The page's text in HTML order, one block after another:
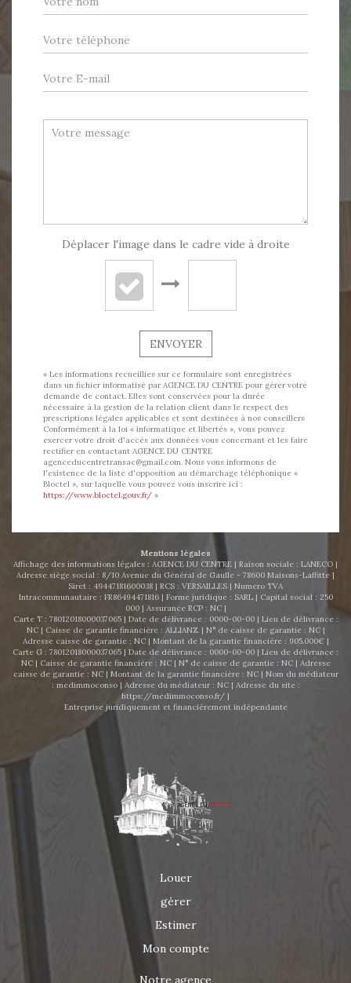
Déplacer l'image dans le cadre vide à droite
ENVOYER
« Les informations recueillies sur ce formulaire sont enregistrées
dans un fichier informatisé par AGENCE DU CENTRE pour gérer votre
demande de contact. Elles sont conservées pour la durée
nécessaire à la gestion de la relation client dans le respect des
prescriptions légales applicables et sont destinées à nos conseillers
Conformément à la loi « informatique et libertés », vous pouvez
exercer votre droit d'accès aux données vous concernant et les faire
rectifier en contactant AGENCE DU CENTRE
agenceducentretransac@gmail.com. Nous vous informons de
l'existence de la liste d'opposition au démarchage téléphonique «
Bloctel », sur laquelle vous pouvez vous inscrire ici :
https://www.bloctel.gouv.fr/ »
Mentions légales
Affichage des informations légales : AGENCE DU CENTRE | Raison sociale : LANECO |
Adresse siège social : 8/10 Avenue du Général de Gaulle - 78600 Maisons-Laffitte |
Siret : 49447181600038 | RCS : VERSAILLES | Numero TVA
Intracommunautaire : FR86494471816 | Forme juridique : SARL | Capital social : 250
000 | Assurance RCP : NC |
Carte T : 78012018000037065 | Date de délivrance : 0000-00-00 | Lieu de délivrance :
NC | Caisse de garantie financière : ALLIANZ. | N° de caisse de garantie : NC |
Adresse caisse de garantie : NC | Montant de la garantie financière : 905.000€ |
Carte G : 78012018000037065 | Date de délivrance : 0000-00-00 | Lieu de délivrance :
NC | Caisse de garantie financière : NC | N° de caisse de garantie : NC | Adresse
caisse de garantie : NC | Montant de la garantie financière : NC | Nom du médiateur
: medimmoconso | Adresse du médiateur : NC | Adresse du site :
https://medimmoconso.fr/ |
Entreprise juridiquement et financièrement indépendante
Louer
gérer
Estimer
Mon compte
Notre agence